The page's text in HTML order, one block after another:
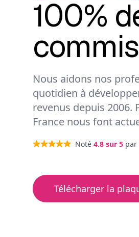
100%
Nous aidons nos
quotidien à
revenus depuis 2006.
France nous font
Noté 4.8 sur 5 par
Télécharger la